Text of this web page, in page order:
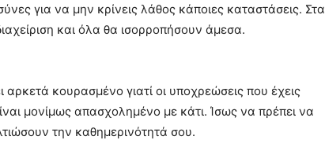
για να μην κρίνεις λάθος κάποιες καταστάσεις. Στα
και όλα θα ισορροπήσουν άμεσα.
αρκετά κουρασμένο γιατί οι υποχρεώσεις που έχεις
μονίμως απασχολημένο με κάτι. Ίσως να πρέπει να
την καθημερινότητά σου.